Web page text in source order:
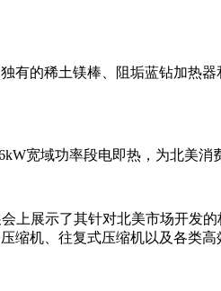
有的稀土镁棒、阻垢蓝钻加热
宽域功率段电即热，为北美
上展示了其针对北美市场开发
缩机、往复式压缩机以及各类高